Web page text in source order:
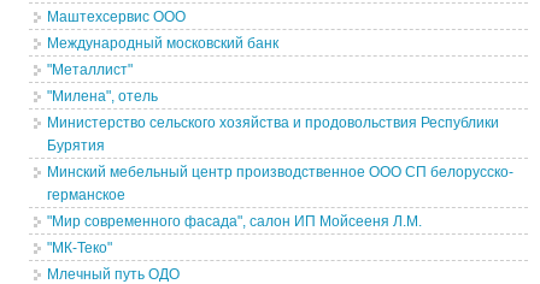
Маштехсервис ООО
Международный московский банк
"Металлист"
"Милена", отель
Министерство сельского хозяйства и продовольствия Республики
Бурятия
Минский мебельный центр производственное ООО СП белорусско-
германское
"Мир современного фасада", салон ИП Мойсееня Л.М.
"МК-Теко"
Млечный путь ОДО